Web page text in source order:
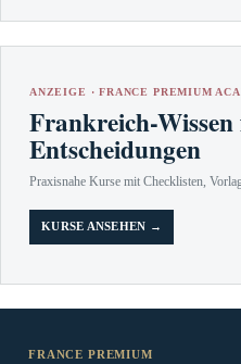
ANZEIGE · FRANCE PREMIUM
Frankreich-
Entscheidungen
Praxisnahe Kurse mit Checklisten,
KURSE ANSEHEN →
FRANCE PREMIUM